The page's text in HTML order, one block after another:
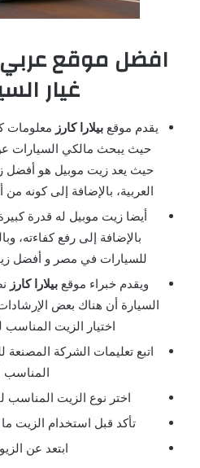
افضل موقع
غيار
يقدم موقعبيلارا كارز معلومات
حيث يبحث مالكي السيارات
حيث يعد زيت موبيل هو أفضل
العربية، بالإضافة إلى كونه
أيضا زيت موبيل له قدرة
بالإضافة إلى رفع كفاءته،
للسيارات في مصر و أفضل
ويقدم خبراء موقعبيلارا كارز
السيارة أن هناك بعض
اختيار الزيت المناسب
اتبع تعليمات الشركة المصنعة
المناسب
اختر نوع الزيت المناسب
تأكد قبل استخدام الزيت
ابتعد عن